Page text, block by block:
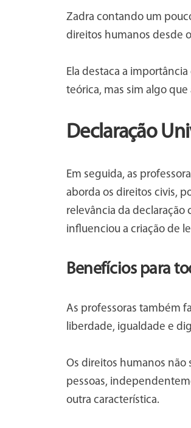
Zadra contando um
direitos humanos desde
Ela destaca a
teórica, mas sim algo
Declaração
Em seguida, as
aborda os direitos civis,
relevância da declaração
influenciou a criação de
Benefícios para
As professoras também
liberdade, igualdade e
Os direitos humanos não
pessoas,
outra característica.